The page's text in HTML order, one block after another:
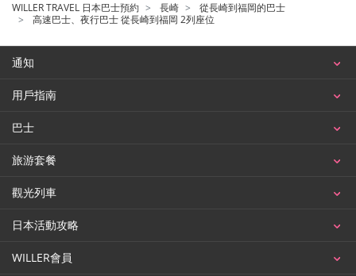
WILLER TRAVEL 日本巴士預約 長崎
從長崎到福岡的巴士
高速巴士、夜行巴士 從長崎到福岡 2列座位
通知
用戶指南
巴士
旅游套餐
觀光列車
日本活動攻略
WILLER會員